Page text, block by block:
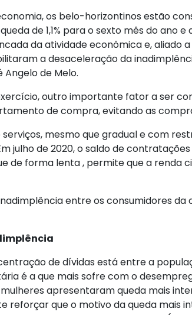
os belo-horizontinos estão
de 1,1% para o sexto mês do ano
da atividade econômica e,
a desaceleração da
Angelo de Melo.
outro importante fator a ser
de compra, evitando as
mesmo que gradual e com
julho de 2020, o saldo de
de forma lenta , permite que a renda
entre os consumidores da
de dívidas está entre a
é a que mais sofre com o
apresentaram queda mais
reforçar que o motivo da queda